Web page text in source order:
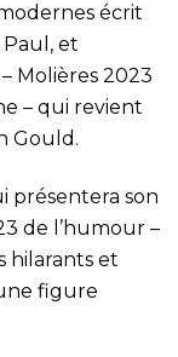
écrit
et
– Molières 2023
– qui revient
Gould.
présentera son
de l’humour –
hilarants et
figure